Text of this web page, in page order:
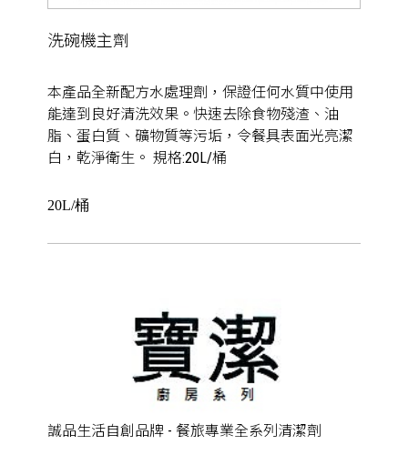
洗碗機主劑
本產品全新配方水處理劑，保證任何水質中使用
能達到良好清洗效果。快速去除食物殘渣、油
脂、蛋白質、礦物質等污垢，令餐具表面光亮潔
白，乾淨衛生。 規格:20L/桶
20L/桶
誠品生活自創品牌 - 餐旅專業全系列清潔劑